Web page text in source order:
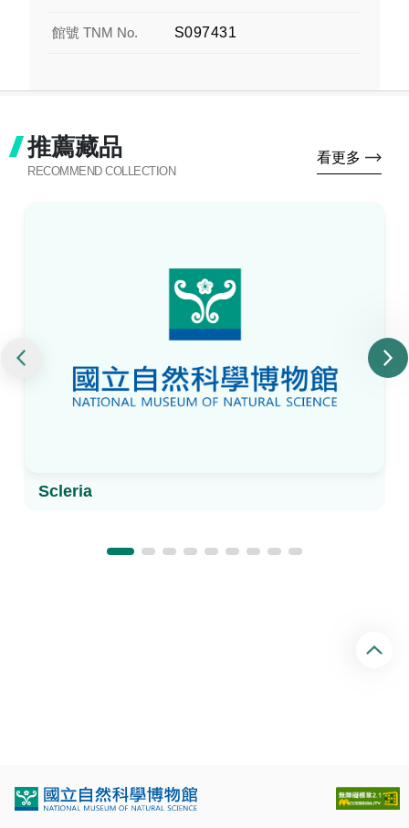
館號 TNM No. S097431
推薦藏品
RECOMMEND COLLECTION
看更多
Scleria
回
頂
端